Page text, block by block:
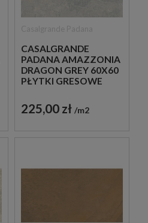
CASALGRANDE
PADANA AMAZZONIA
DRAGON GREY 60X60
PŁYTKI GRESOWE
225,00 zł m2